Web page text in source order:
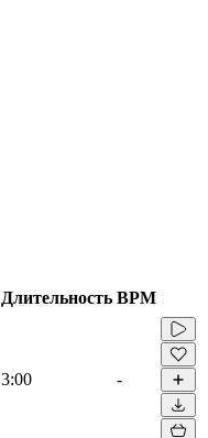
Длительность BPM
3:00 -